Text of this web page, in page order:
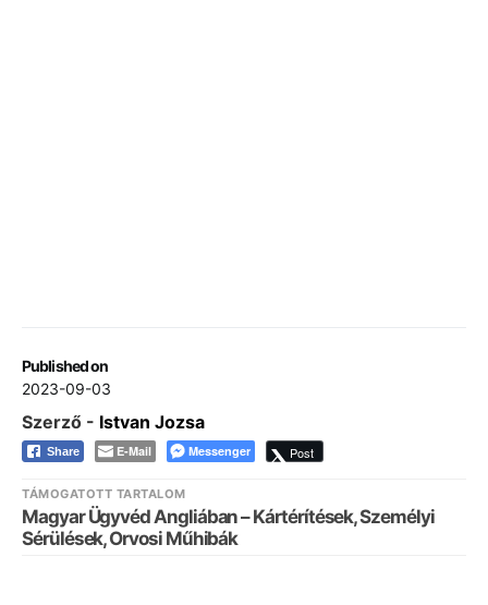
Published on
2023-09-03
Szerző - Istvan Jozsa
Share E-Mail Messenger Post
TÁMOGATOTT TARTALOM
Magyar Ügyvéd Angliában – Kártérítések, Személyi
Sérülések, Orvosi Műhibák